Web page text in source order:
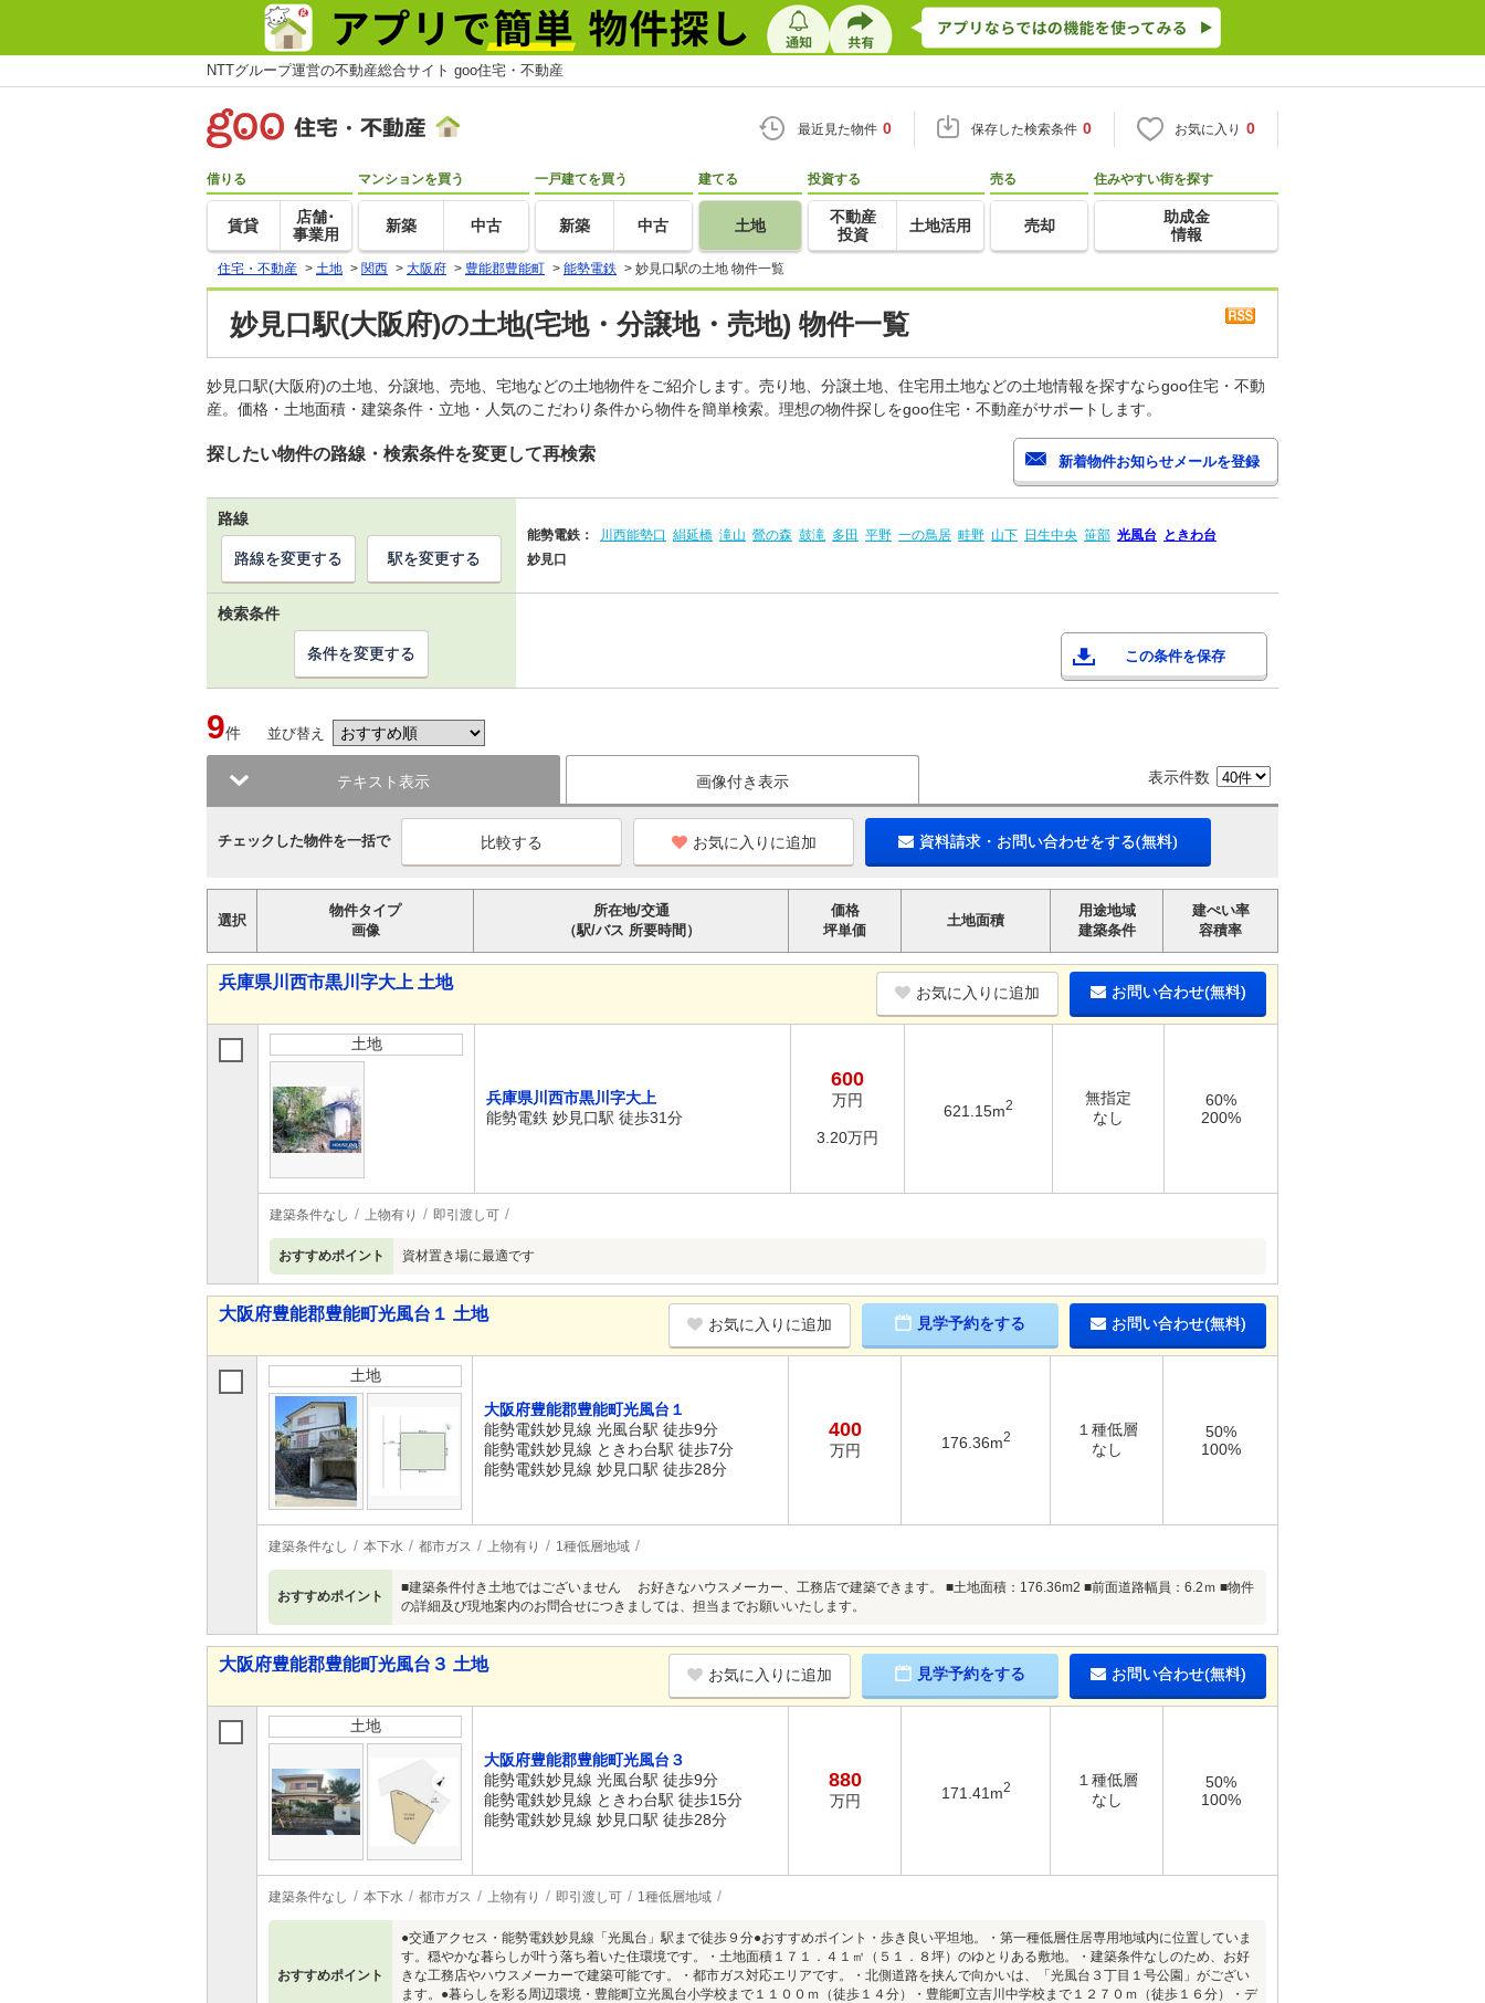
NTTグループ運営の不動産総合サイト goo住宅・不動産
最近見た物件 0 保存した検索条件 0 お気に入り 0
借りる
賃貸
店舗･
事業用
マンションを買う
新築 中古
一戸建てを買う
新築 中古
建てる
土地
投資する
不動産
投資
土地活用
売る
売却
住みやすい街を探す
助成金
情報
住宅・不動産 > 土地 > 関西 > 大阪府 > 豊能郡豊能町 > 能勢電鉄 > 妙見口駅の土地 物件一覧
妙見口駅(大阪府)の土地(宅地・分譲地・売地) 物件一覧
妙見口駅(大阪府)の土地、分譲地、売地、宅地などの土地物件をご紹介します。売り地、分譲土地、住宅用土地などの土地情報を探すならgoo住宅・不動
産。価格・土地面積・建築条件・立地・人気のこだわり条件から物件を簡単検索。理想の物件探しをgoo住宅・不動産がサポートします。
探したい物件の路線・検索条件を変更して再検索
路線
能勢電鉄： 川西能勢口 絹延橋 滝山 鶯の森 鼓滝 多田 平野 一の鳥居 畦野 山下 日生中央 笹部 光風台 ときわ台
妙見口
路線を変更する 駅を変更する
検索条件
この条件を保存
条件を変更する
9件 並び替え
テキスト表示 画像付き表示 表示件数
チェックした物件を一括で お気に入りに追加 資料請求・お問い合わせをする(無料)
選択
物件タイプ
画像
所在地/交通
（駅/バス 所要時間）
価格
坪単価
土地面積
用途地域
建築条件
建ぺい率
容積率
兵庫県川西市黒川字大上 土地
お気に入りに追加 お問い合わせ(無料)
土地
兵庫県川西市黒川字大上
能勢電鉄 妙見口駅 徒歩31分
600
万円
3.20万円
621.15m2
無指定
なし
60%
200%
建築条件なし 上物有り 即引渡し可
おすすめポイント 資材置き場に最適です
大阪府豊能郡豊能町光風台１ 土地
お気に入りに追加 見学予約をする お問い合わせ(無料)
土地
大阪府豊能郡豊能町光風台１
能勢電鉄妙見線 光風台駅 徒歩9分
能勢電鉄妙見線 ときわ台駅 徒歩7分
能勢電鉄妙見線 妙見口駅 徒歩28分
400
万円 176.36m2
１種低層
なし
50%
100%
建築条件なし 本下水 都市ガス 上物有り 1種低層地域
おすすめポイント
■建築条件付き土地ではございません お好きなハウスメーカー、工務店で建築できます。 ■土地面積：176.36m2 ■前面道路幅員：6.2ｍ ■物件
の詳細及び現地案内のお問合せにつきましては、担当までお願いいたします。
大阪府豊能郡豊能町光風台３ 土地
お気に入りに追加 見学予約をする お問い合わせ(無料)
土地
大阪府豊能郡豊能町光風台３
能勢電鉄妙見線 光風台駅 徒歩9分
能勢電鉄妙見線 ときわ台駅 徒歩15分
能勢電鉄妙見線 妙見口駅 徒歩28分
880
万円 171.41m2
１種低層
なし
50%
100%
建築条件なし 本下水 都市ガス 上物有り 即引渡し可 1種低層地域
おすすめポイント
●交通アクセス・能勢電鉄妙見線「光風台」駅まで徒歩９分●おすすめポイント・歩き良い平坦地。・第一種低層住居専用地域内に位置していま
す。穏やかな暮らしが叶う落ち着いた住環境です。・土地面積１７１．４１㎡（５１．８坪）のゆとりある敷地。・建築条件なしのため、お好
きな工務店やハウスメーカーで建築可能です。・都市ガス対応エリアです。・北側道路を挟んで向かいは、「光風台３丁目１号公園」がござい
ます。●暮らしを彩る周辺環境・豊能町立光風台小学校まで１１００ｍ（徒歩１４分）・豊能町立吉川中学校まで１２７０ｍ（徒歩１６分）・デ